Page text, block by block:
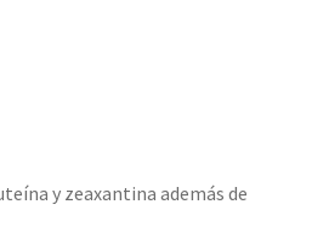
y zeaxantina además de